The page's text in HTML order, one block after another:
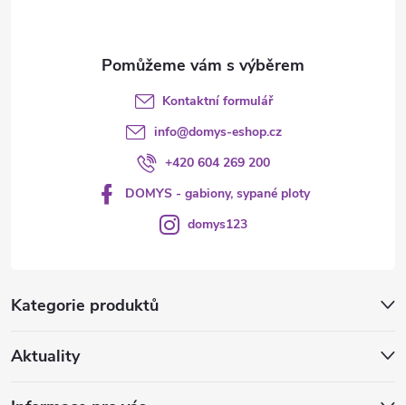
Kategorie produktů
Aktuality
Kontaktní formulář
info@domys-eshop.cz
+420 604 269 200
DOMYS - gabiony, sypané ploty
domys123